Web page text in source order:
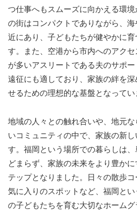
つ仕事へもスムーズに向かえる環
の街はコンパクトでありながら、
近にあり、子どもたちが健やかに育
す。また、空港から市内へのアク
が多いアスリートである夫のサポ
遠征にも適しており、家族の絆を
せるための理想的な基盤となってい
地域の人々との触れ合いや、地元
いコミュニティの中で、家族の新
す。福岡という場所での暮らしは
どまらず、家族の未来をより豊か
テップとなりました。日々の散歩
気に入りのスポットなど、福岡とい
の子どもたちを育む大切なホーム